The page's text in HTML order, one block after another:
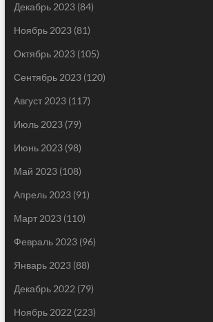
Декабрь 2023(84)
Ноябрь 2023(81)
Октябрь 2023(105)
Сентябрь 2023(120)
Август 2023(117)
Июль 2023(79)
Июнь 2023(98)
Май 2023(108)
Апрель 2023(91)
Март 2023(110)
Февраль 2023(96)
Январь 2023(88)
Декабрь 2022 (79)
Ноябрь 2022 (223)